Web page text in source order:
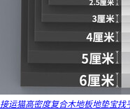
接运猫高密度复合木地板地垫宝